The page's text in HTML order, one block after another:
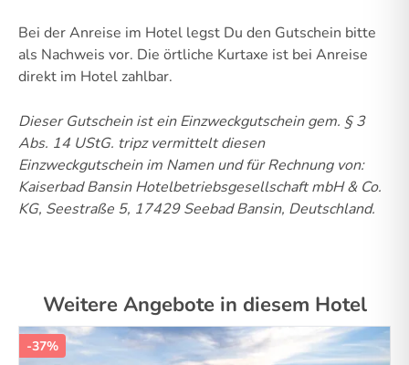
Bei der Anreise im Hotel legst Du den Gutschein bitte
als Nachweis vor. Die örtliche Kurtaxe ist bei Anreise
direkt im Hotel zahlbar.
Dieser Gutschein ist ein Einzweckgutschein gem. § 3
Abs. 14 UStG. tripz vermittelt diesen
Einzweckgutschein im Namen und für Rechnung von:
Kaiserbad Bansin Hotelbetriebsgesellschaft mbH & Co.
KG, Seestraße 5, 17429 Seebad Bansin, Deutschland.
Weitere Angebote in diesem Hotel
-37%